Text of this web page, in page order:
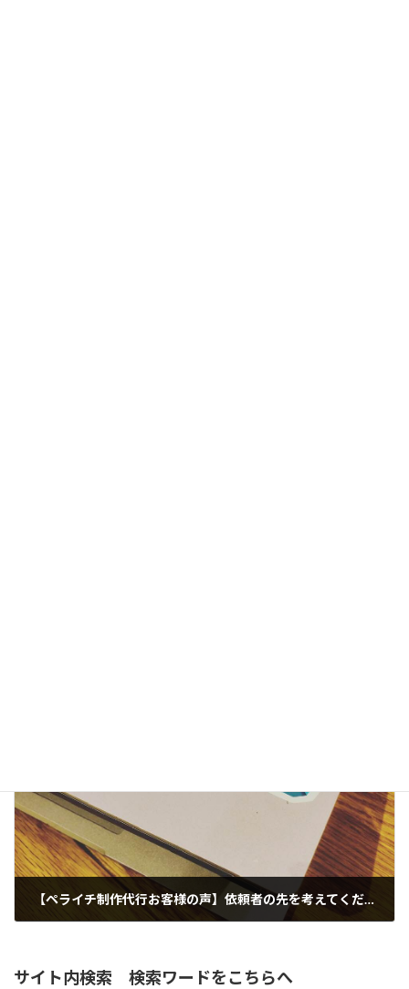
【ペライチ制作代行お客様の声】依頼者の先を考えてくださっていました
サイト内検索 検索ワードをこちらへ